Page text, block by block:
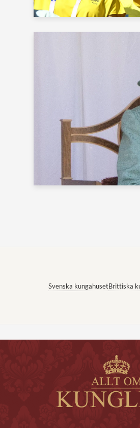
Svenska kungahusetBrittiska